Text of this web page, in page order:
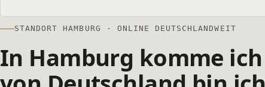
STANDORT HAMBURG · ONLINE DEUTSCHLANDWEIT
In Hamburg komme ich